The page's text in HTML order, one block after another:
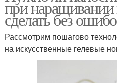
при наращивании
сделать без
Рассмотрим пошагово
на искусственные гелевые